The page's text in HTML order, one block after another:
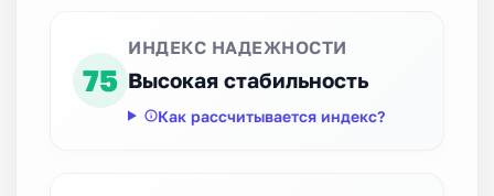
75
ИНДЕКС НАДЕЖНОСТИ
Высокая стабильность
Как рассчитывается индекс?